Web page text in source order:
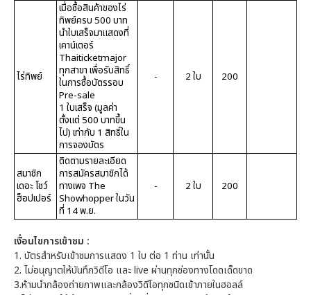
ไร่ทิพย์
เมื่อซื้อสินค้าของไร่
ทิพย์ครบ 500 บาท
นำใบเสร็จมาแสดงที่
เคาน์เตอร์
Thaiticketmajor
ทุกสาขา เพื่อรับสิทธิ์
ในการซื้อบัตรรอบ
Pre-sale
1 ใบเสร็จ (มูลค่า
ตั้งแต่ 500 บาทขึ้น
ไป) เท่ากับ 1 สิทธิ์ใน
การจองบัตร
- 2 ใบ 200
สมาชิก
เดอะ โชว์
ฮ็อปเปอร์
ติดตามรายละเอียด
การสมัครสมาชิกได้
ทางเพจ The
Showhopper ในวัน
ที่ 14 พ.ย.
- 2 ใบ 200
เงื่อนไขการเข้าชม :
1. บัตรสำหรับเข้าชมการแสดง 1 ใบ ต่อ 1 ท่าน เท่านั้น
2. ไม่อนุญาตให้บันทึกวิดีโอ และ live ผ่านทุกช่องทางโดดเด็ดขาด
3.ห้ามนำกล้องถ่ายภาพและกล้องวิดีโอทุกชนิดเข้าภายในฮอลล์